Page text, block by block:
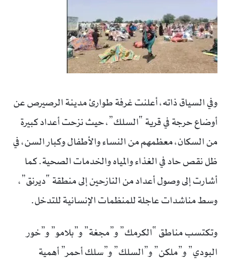
وفي السياق ذاته، أعلنت غرفة طوارئ مدينة الرصيرص عن
أوضاع حرجة في قرية “السلك”، حيث نزحت أعداد كبيرة
من السكان، معظمهم من النساء والأطفال وكبار السن، في
ظل نقص حاد في الغذاء والمياه والخدمات الصحية. كما
أشارت إلى وصول أعداد من النازحين إلى منطقة “ديرنق”،
وسط مناشدات عاجلة للمنظمات الإنسانية للتدخل.
وتكتسب مناطق “الكرمك” و”مجغة” و”بلامو” و”خور
البودي” و”ملكن” و”السلك” و”سلك أحمر” أهمية